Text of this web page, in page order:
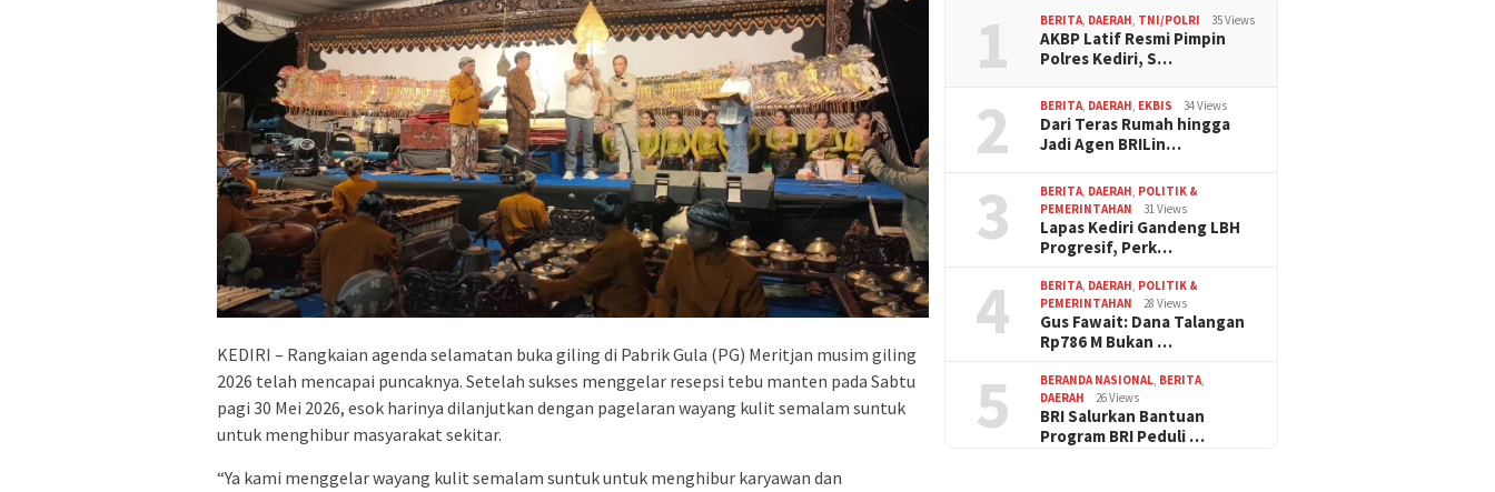
KEDIRI – Rangkaian agenda selamatan buka giling di Pabrik Gula (PG) Meritjan musim giling
2026 telah mencapai puncaknya. Setelah sukses menggelar resepsi tebu manten pada Sabtu
pagi 30 Mei 2026, esok harinya dilanjutkan dengan pagelaran wayang kulit semalam suntuk
untuk menghibur masyarakat sekitar.
“Ya kami menggelar wayang kulit semalam suntuk untuk menghibur karyawan dan
1 BERITA DAERAH TNI/POLRI 35 Views
AKBP Latif Resmi Pimpin
Polres Kediri, S…
2 BERITA DAERAH EKBIS 34 Views
Dari Teras Rumah hingga
Jadi Agen BRILin…
3 BERITA DAERAH POLITIK &
PEMERINTAHAN
31 Views
Lapas Kediri Gandeng LBH
Progresif, Perk…
4 BERITA DAERAH POLITIK &
PEMERINTAHAN
28 Views
Gus Fawait: Dana Talangan
Rp786 M Bukan …
5 BERANDA NASIONAL BERITA
DAERAH
26 Views
BRI Salurkan Bantuan
Program BRI Peduli …